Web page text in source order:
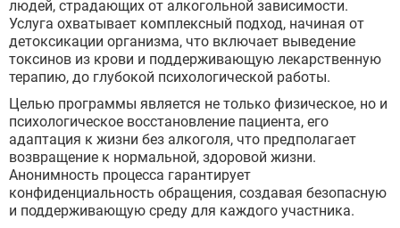
людей, страдающих от алкогольной зависимости.
Услуга охватывает комплексный подход, начиная от
детоксикации организма, что включает выведение
токсинов из крови и поддерживающую лекарственную
терапию, до глубокой психологической работы.
Целью программы является не только физическое, но и
психологическое восстановление пациента, его
адаптация к жизни без алкоголя, что предполагает
возвращение к нормальной, здоровой жизни.
Анонимность процесса гарантирует
конфиденциальность обращения, создавая безопасную
и поддерживающую среду для каждого участника.